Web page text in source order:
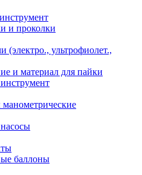
и проколки
(электро., ультрофиолет.,
и материал для пайки
баллоны